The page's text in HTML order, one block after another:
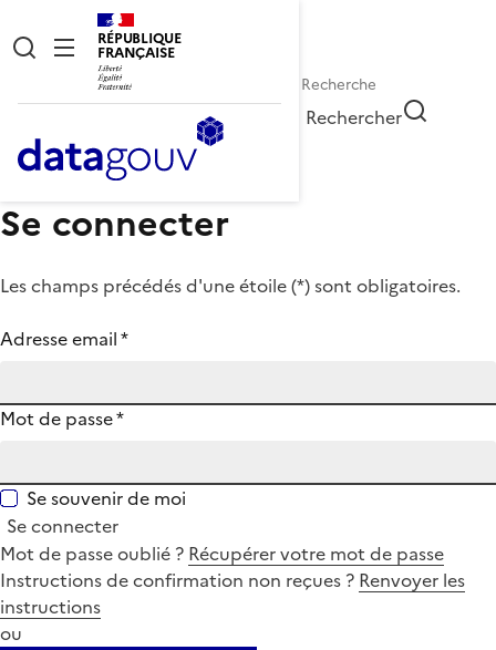
RÉPUBLIQUE
FRANÇAISE
Rechercher
Se connecter
Les champs précédés d'une étoile (*) sont obligatoires.
Adresse email*
Mot de passe*
Se souvenir de moi
Se connecter
Mot de passe oublié ? Récupérer votre mot de passe
Instructions de confirmation non reçues ? Renvoyer les
instructions
ou